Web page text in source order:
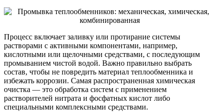
Процесс включает заливку или протирание системы
растворами с активными компонентами, например,
кислотными или щелочными средствами, с последующим
промыванием чистой водой. Важно правильно выбрать
состав, чтобы не повредить материал теплообменника и
избежать коррозии. Самая распространенная химическая
очистка — это обработка систем с применением
растворителей нитрата и фосфатных кислот либо
специальными комплексными средствами.